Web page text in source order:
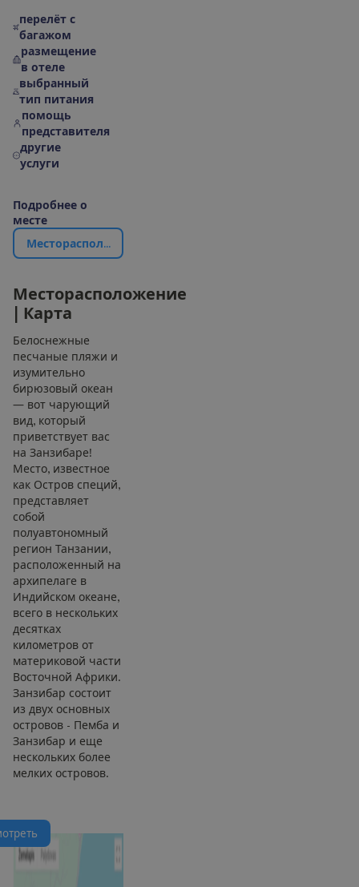
перелёт с
багажом
размещение
в отеле
выбранный
тип питания
помощь
представителя
другие
услуги
Подробнее о
месте
Месторасполож
Месторасположение
Карта
Белоснежные
песчаные пляжи и
изумительно
бирюзовый океан
— вот чарующий
вид, который
приветствует вас
на Занзибаре!
Место, известное
как Остров специй,
представляет
собой
полуавтономный
регион Танзании,
расположенный на
архипелаге в
Индийском океане,
всего в нескольких
десятках
километров от
материковой части
Восточной Африки.
Занзибар состоит
из двух основных
островов - Пемба и
Занзибар и еще
нескольких более
мелких островов.
отреть